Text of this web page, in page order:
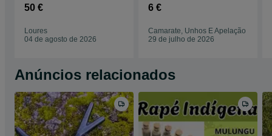
Coração
50 €
Loures
04 de agosto de 2026
Frio 6000ºK
6 €
Camarate, Unhos E Apelação
29 de julho de 2026
Anúncios relacionados